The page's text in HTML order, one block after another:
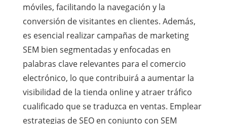
móviles, facilitando la navegación y la
conversión de visitantes en clientes. Además,
es esencial realizar campañas de marketing
SEM bien segmentadas y enfocadas en
palabras clave relevantes para el comercio
electrónico, lo que contribuirá a aumentar la
visibilidad de la tienda online y atraer tráfico
cualificado que se traduzca en ventas. Emplear
estrategias de SEO en conjunto con SEM